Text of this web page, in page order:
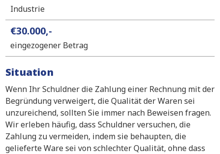
Industrie
€30.000,-
eingezogener Betrag
Situation
Wenn Ihr Schuldner die Zahlung einer Rechnung mit der
Begründung verweigert, die Qualität der Waren sei
unzureichend, sollten Sie immer nach Beweisen fragen.
Wir erleben häufig, dass Schuldner versuchen, die
Zahlung zu vermeiden, indem sie behaupten, die
gelieferte Ware sei von schlechter Qualität, ohne dass